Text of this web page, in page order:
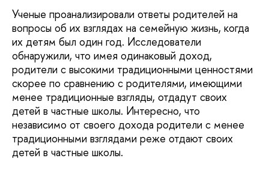
Ученые проанализировали ответы родителей на
вопросы об их взглядах на семейную жизнь, когда
их детям был один год. Исследователи
обнаружили, что имея одинаковый доход,
родители с высокими традиционными ценностями
скорее по сравнению с родителями, имеющими
менее традиционные взгляды, отдадут своих
детей в частные школы. Интересно, что
независимо от своего дохода родители с менее
традиционными взглядами реже отдают своих
детей в частные школы.